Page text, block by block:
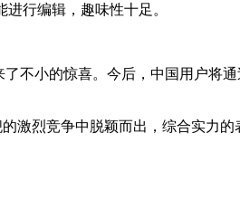
行编辑，趣味性十足。
不小的惊喜。今后，中国用户将
激烈竞争中脱颖而出，综合实力